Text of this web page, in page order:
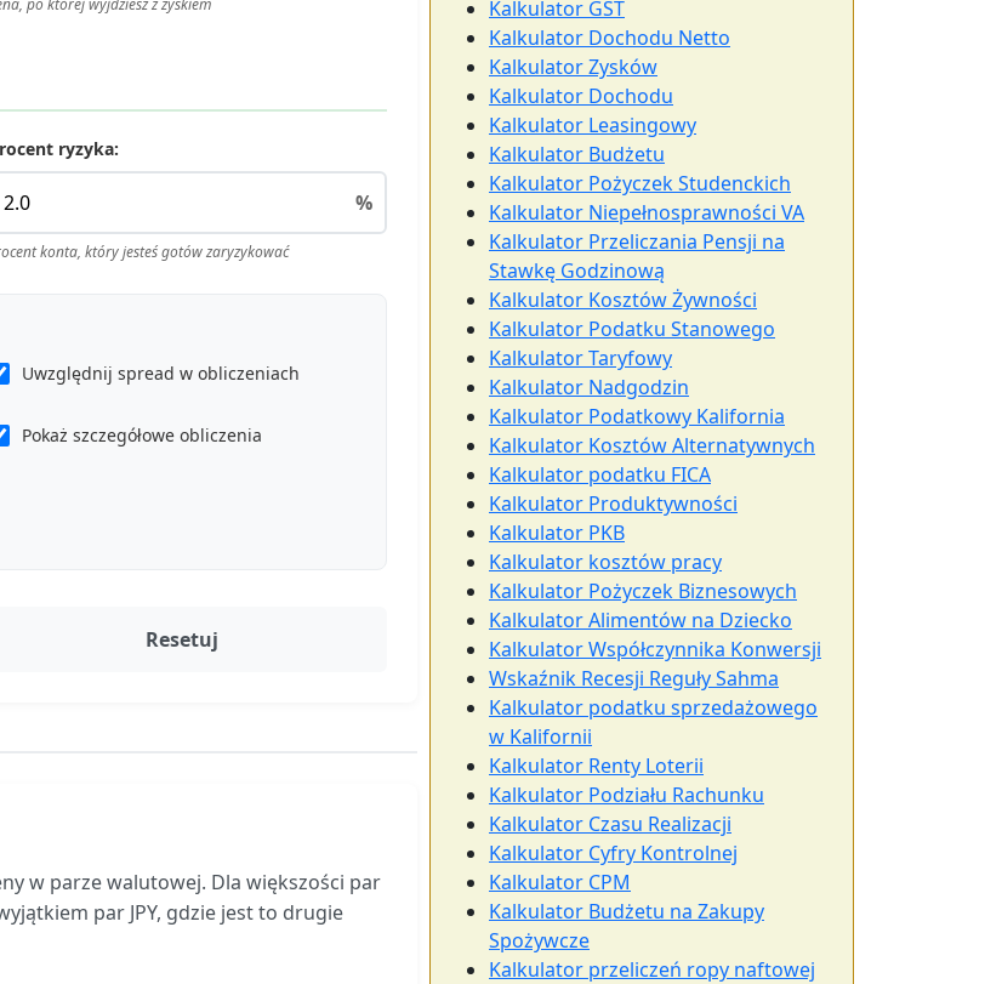
po której wyjdziesz z zyskiem
ryzyka:
%
konta, który jesteś gotów zaryzykować
Uwzględnij spread w obliczeniach
Pokaż szczegółowe obliczenia
Resetuj
w parze walutowej. Dla większości par
par JPY, gdzie jest to drugie
Kalkulator GST
Kalkulator Dochodu Netto
Kalkulator Zysków
Kalkulator Dochodu
Kalkulator Leasingowy
Kalkulator Budżetu
Kalkulator Pożyczek Studenckich
Kalkulator Niepełnosprawności VA
Kalkulator Przeliczania Pensji na
Stawkę Godzinową
Kalkulator Kosztów Żywności
Kalkulator Podatku Stanowego
Kalkulator Taryfowy
Kalkulator Nadgodzin
Kalkulator Podatkowy Kalifornia
Kalkulator Kosztów Alternatywnych
Kalkulator podatku FICA
Kalkulator Produktywności
Kalkulator PKB
Kalkulator kosztów pracy
Kalkulator Pożyczek Biznesowych
Kalkulator Alimentów na Dziecko
Kalkulator Współczynnika Konwersji
Wskaźnik Recesji Reguły Sahma
Kalkulator podatku sprzedażowego
w Kalifornii
Kalkulator Renty Loterii
Kalkulator Podziału Rachunku
Kalkulator Czasu Realizacji
Kalkulator Cyfry Kontrolnej
Kalkulator CPM
Kalkulator Budżetu na Zakupy
Spożywcze
Kalkulator przeliczeń ropy naftowej